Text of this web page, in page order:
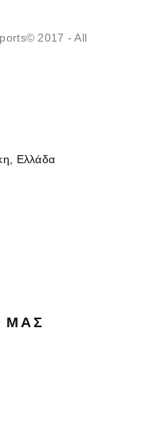
2017 - All
Ελλάδα
ΜΑΣ